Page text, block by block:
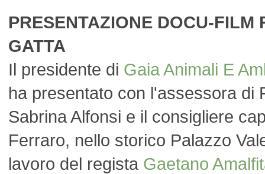
PRESENTAZIONE DOCU-FILM
GATTA
Il presidente di Gaia Animali E
ha presentato con l'assessora di
Sabrina Alfonsi e il consigliere
Ferraro, nello storico Palazzo
lavoro del regista Gaetano